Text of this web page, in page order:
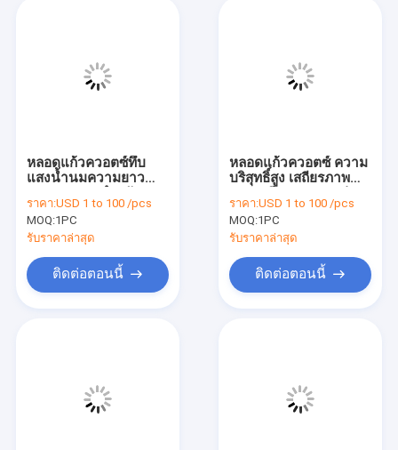
หลอดแก้วควอตซ์ทึบ
แสงน้ำนมความยาว
อร์โมคัปเปิลอุณหภูมิสูง
ราคา:USD 1 to 100 /pcs
MOQ:1PC
รับราคาล่าสุด
ติดต่อตอนนี้
หลอดแก้วควอตซ์ ความ
บริสุทธิ์สูง เสถียรภาพ
การกัดกร่อน
ราคา:USD 1 to 100 /pcs
MOQ:1PC
รับราคาล่าสุด
ติดต่อตอนนี้